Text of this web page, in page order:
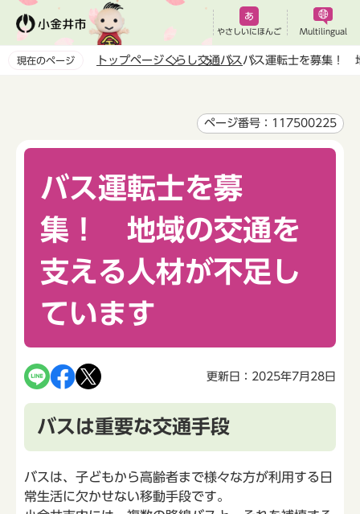
ペ
やさしいにほんご Multilingual
現在のページ トップページくらし交通バスバス運転士を募集！
ページ番号：117500225
バス運転士を募
集！ 地域の交通を
支える人材が不足し
ています
更新日：2025年7月28日
バスは重要な交通手段
バスは、子どもから高齢者まで様々な方が利用する日
常生活に欠かせない移動手段です。